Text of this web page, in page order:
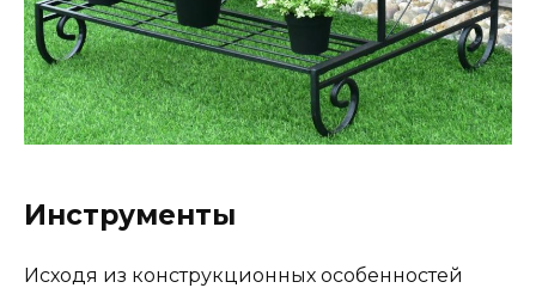
Инструменты
Исходя из конструкционных особенностей